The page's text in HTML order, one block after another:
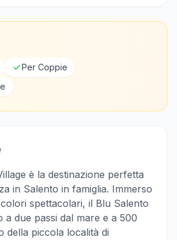
Per Coppie
è la destinazione perfetta
in Salento in famiglia. Immerso
spettacolari, il Blu Salento
a due passi dal mare e a 500
della piccola località di